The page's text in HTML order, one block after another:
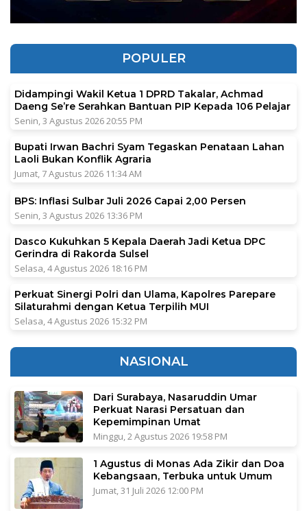
POPULER
Didampingi Wakil Ketua 1 DPRD Takalar, Achmad
Daeng Se’re Serahkan Bantuan PIP Kepada 106 Pelajar
Senin, 3 Agustus 2026 20:55 PM
Bupati Irwan Bachri Syam Tegaskan Penataan Lahan
Laoli Bukan Konflik Agraria
Jumat, 7 Agustus 2026 11:34 AM
BPS: Inflasi Sulbar Juli 2026 Capai 2,00 Persen
Senin, 3 Agustus 2026 13:36 PM
Dasco Kukuhkan 5 Kepala Daerah Jadi Ketua DPC
Gerindra di Rakorda Sulsel
Selasa, 4 Agustus 2026 18:16 PM
Perkuat Sinergi Polri dan Ulama, Kapolres Parepare
Silaturahmi dengan Ketua Terpilih MUI
Selasa, 4 Agustus 2026 15:32 PM
NASIONAL
Dari Surabaya, Nasaruddin Umar
Perkuat Narasi Persatuan dan
Kepemimpinan Umat
Minggu, 2 Agustus 2026 19:58 PM
1 Agustus di Monas Ada Zikir dan Doa
Kebangsaan, Terbuka untuk Umum
Jumat, 31 Juli 2026 12:00 PM